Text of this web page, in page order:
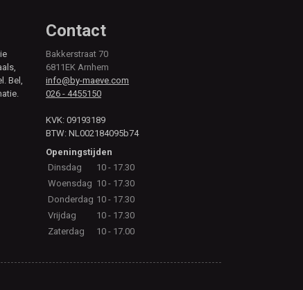
Bel,
Contact
Bakkerstraat 70
6811EK Arnhem
info@by-maeve.com
026 - 4455150
KVK: 09193189
BTW: NL002184095b74
Openingstijden
Dinsdag
10 - 17.30
Woensdag 10 - 17.30
Donderdag 10 - 17.30
Vrijdag
10 - 17.30
Zaterdag
10 - 17.00